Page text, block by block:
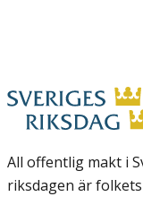
All offentlig makt i
riksdagen är